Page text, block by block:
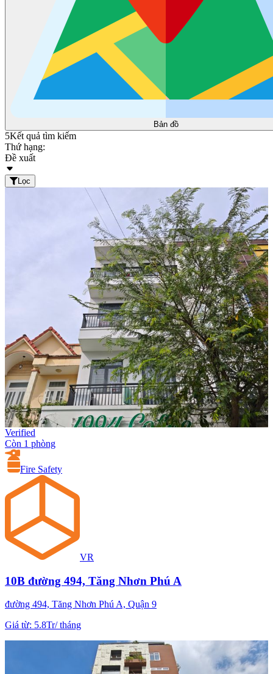
Bản đồ
5Kết quả tìm kiếm
Thứ hạng:
Đề xuất
Lọc
Verified
Còn 1 phòng
Fire Safety
VR
10B đường 494, Tăng Nhơn Phú A
đường 494, Tăng Nhơn Phú A, Quận 9
Giá từ: 5.8Tr/tháng